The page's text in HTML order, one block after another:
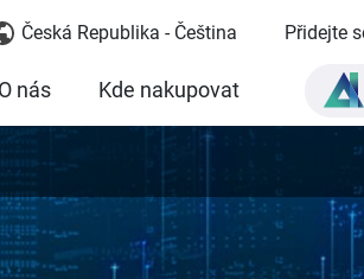
Česká Republika - Čeština Přidejte
O nás Kde nakupovat